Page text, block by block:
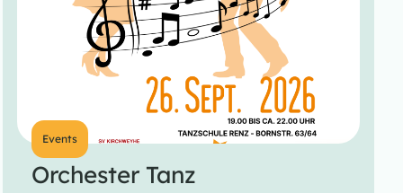
Events
Orchester Tanz